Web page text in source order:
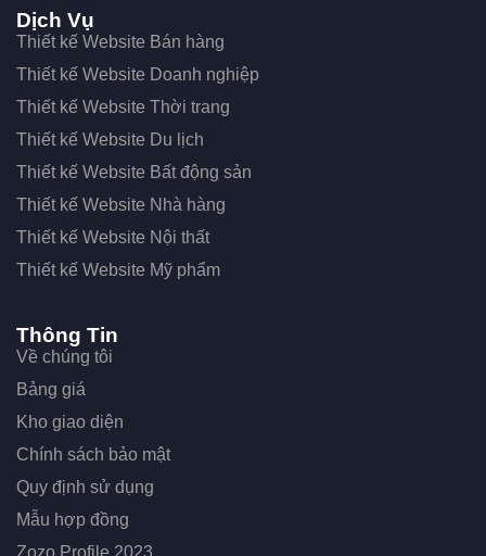
Dịch Vụ
Thiết kế Website Bán hàng
Thiết kế Website Doanh nghiệp
Thiết kế Website Thời trang
Thiết kế Website Du lịch
Thiết kế Website Bất động sản
Thiết kế Website Nhà hàng
Thiết kế Website Nội thất
Thiết kế Website Mỹ phẩm
Thông Tin
Về chúng tôi
Bảng giá
Kho giao diện
Chính sách bảo mật
Quy định sử dụng
Mẫu hợp đồng
Zozo Profile 2023